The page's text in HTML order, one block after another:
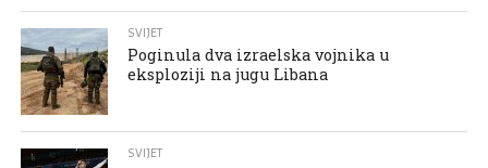
SVIJET
Poginula dva izraelska vojnika u
eksploziji na jugu Libana
SVIJET